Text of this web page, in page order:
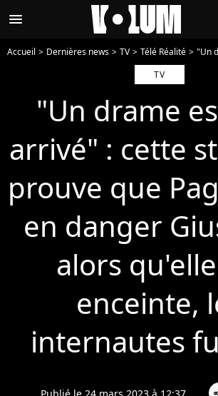
menu
Accueil Dernières news TV Télé Réalité
"Un drame est vite
TV
"Un drame
arrivé" : cette
prouve que
en danger
alors
enceinte,
internautes
Publié le 24 mars 2023 à 12:37